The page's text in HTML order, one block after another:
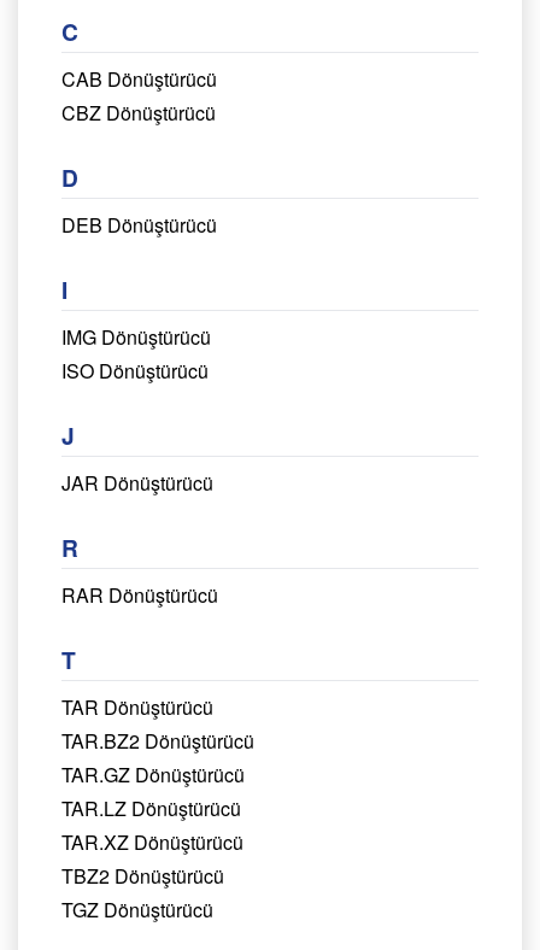
C
CAB Dönüştürücü
CBZ Dönüştürücü
D
DEB Dönüştürücü
I
IMG Dönüştürücü
ISO Dönüştürücü
J
JAR Dönüştürücü
R
RAR Dönüştürücü
T
TAR Dönüştürücü
TAR.BZ2 Dönüştürücü
TAR.GZ Dönüştürücü
TAR.LZ Dönüştürücü
TAR.XZ Dönüştürücü
TBZ2 Dönüştürücü
TGZ Dönüştürücü